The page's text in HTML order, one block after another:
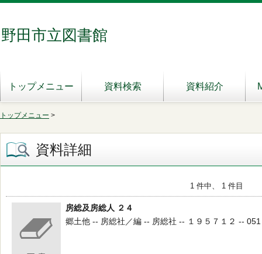
野田市立図書館
トップメニュー 資料検索 資料紹介
トップメニュー >
資料詳細
1 件中、 1 件目
房総及房総人 ２４
郷土他 -- 房総社／編 -- 房総社 -- １９５７１２ -- 051